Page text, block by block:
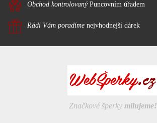
Obchod kontrolovanýPuncovním úřadem
Rádi Vám poradíme nejvhodnejší dárek
Značkové šperky milujeme!